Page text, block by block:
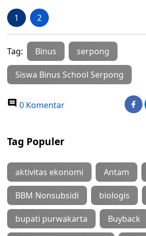
1 2
Tag: Binus serpong
Siswa Binus School Serpong
0 Komentar
Tag Populer
aktivitas ekonomi Antam
BBM Nonsubsidi biologis
bupati purwakarta Buyback